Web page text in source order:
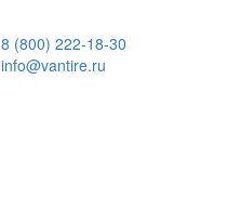
8 (800) 222-18-30
info@vantire.ru